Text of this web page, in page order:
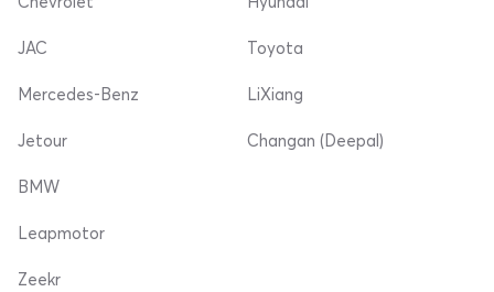
JAC
Mercedes-Benz
Jetour
Toyota
LiXiang
Changan (Deepal)
BMW
Leapmotor
Zeekr